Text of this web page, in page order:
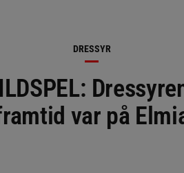
DRESSYR
var på